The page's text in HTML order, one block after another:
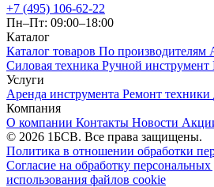
+7 (495) 106-62-22
Пн–Пт: 09:00–18:00
Каталог
Каталог товаров По производителям
Силовая техника Ручной инструмент
Услуги
Аренда инструмента Ремонт техники
Компания
О компании Контакты Новости
© 2026 1БСВ. Все права защищены.
Политика в отношении обработки
Согласие на обработку
использования файлов cookie